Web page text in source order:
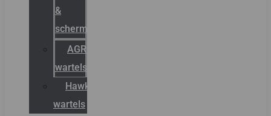
&
schermstromen
AGRO
wartels
Hawke
wartels